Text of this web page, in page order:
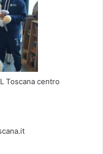
Toscana centro